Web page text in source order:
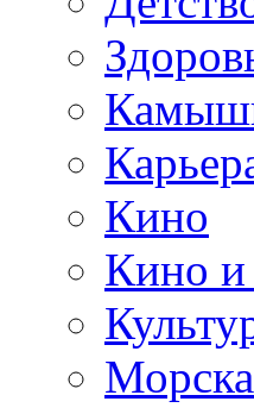
Кино
Кино и